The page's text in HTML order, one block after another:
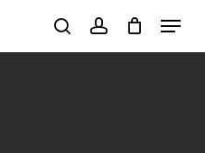
search
Menu